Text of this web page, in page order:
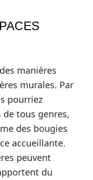
manières
murales. Par
pourriez
de tous genres,
des bougies
accueillante.
peuvent
du